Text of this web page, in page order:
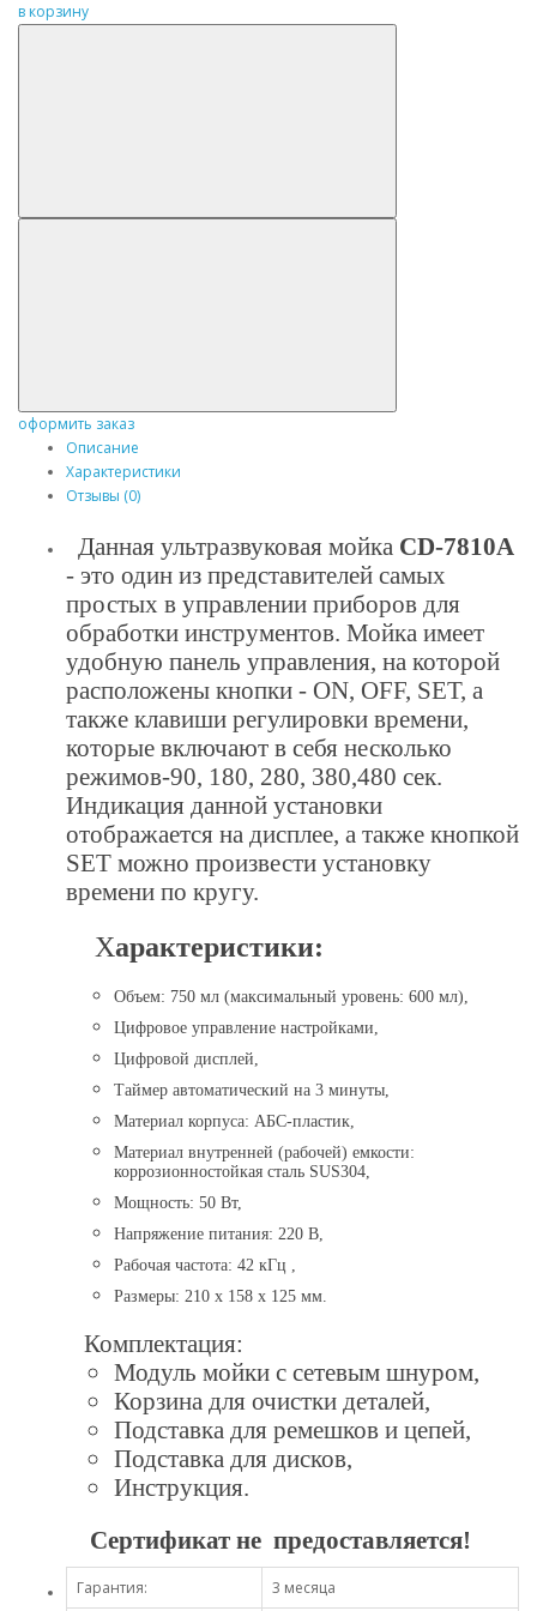
в корзину
оформить заказ
Описание
Характеристики
Отзывы (0)
Данная ультразвуковая мойка CD-7810A
- это один из представителей самых
простых в управлении приборов для
обработки инструментов. Мойка имеет
удобную панель управления, на которой
расположены кнопки - ON, OFF, SET, а
также клавиши регулировки времени,
которые включают в себя несколько
режимов-90, 180, 280, 380,480 сек.
Индикация данной установки
отображается на дисплее, а также кнопкой
SET можно произвести установку
времени по кругу.
Характеристики:
Объем: 750 мл (максимальный уровень: 600 мл),
Цифровое управление настройками,
Цифровой дисплей,
Таймер автоматический на 3 минуты,
Материал корпуса: АБС-пластик,
Материал внутренней (рабочей) емкости:
коррозионностойкая сталь SUS304,
Мощность: 50 Вт,
Напряжение питания: 220 В,
Рабочая частота: 42 кГц ,
Размеры: 210 x 158 x 125 мм.
Комплектация:
Модуль мойки с сетевым шнуром,
Корзина для очистки деталей,
Подставка для ремешков и цепей,
Подставка для дисков,
Инструкция.
Сертификат не предоставляется!
Гарантия: 3 месяца